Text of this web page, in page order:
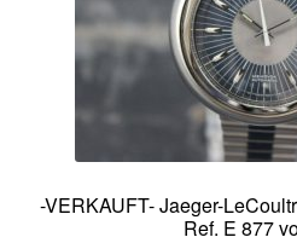
Über mich
Kontakt
-VERKAUFT- Jaeger-
Ref. E 877